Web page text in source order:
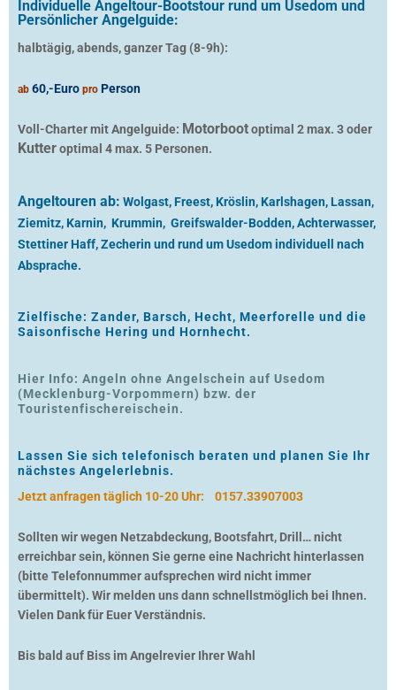
Individuelle Angeltour-Bootstour rund um Usedom und
Persönlicher Angelguide:
halbtägig, abends, ganzer Tag (8-9h):
ab 60,-Euro pro Person
Voll-Charter mit Angelguide: Motorbootoptimal 2 max. 3 oder
Kutteroptimal 4 max. 5 Personen.
Angeltouren ab: Wolgast, Freest, Kröslin, Karlshagen, Lassan,
Ziemitz, Karnin, Krummin, Greifswalder-Bodden, Achterwasser,
Stettiner Haff, Zecherin und rund um Usedom individuell nach
Absprache.
Zielfische: Zander, Barsch, Hecht, Meerforelle und die
Saisonfische Hering und Hornhecht.
Hier Info: Angeln ohne Angelschein auf Usedom
(Mecklenburg-Vorpommern) bzw. der
Touristenfischereischein.
Lassen Sie sich telefonisch beraten und planen Sie Ihr
nächstes Angelerlebnis.
Jetzt anfragen täglich 10-20 Uhr:
0157.33907003
Sollten wir wegen Netzabdeckung, Bootsfahrt, Drill… nicht
erreichbar sein, können Sie gerne eine Nachricht hinterlassen
(bitte Telefonnummer aufsprechen wird nicht immer
übermittelt). Wir melden uns dann schnellstmöglich bei Ihnen.
Vielen Dank für Euer Verständnis.
Bis bald auf Biss im Angelrevier Ihrer Wahl